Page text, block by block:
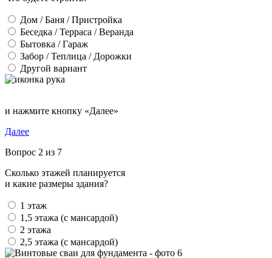
Дом / Баня / Пристройка
Беседка / Терраса / Веранда
Бытовка / Гараж
Забор / Теплица / Дорожки
Другой вариант
и нажмите кнопку «Далее»
Далее
Вопрос 2 из 7
Сколько этажей планируется
и какие размеры здания?
1 этаж
1,5 этажа (с мансардой)
2 этажа
2,5 этажа (с мансардой)